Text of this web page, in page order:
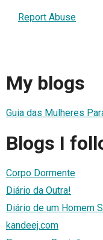
Report Abuse
My blogs
Guia das Mulheres
Blogs I
Corpo Dormente
Diário da Outra!
Diário de um Homem
kandeej.com